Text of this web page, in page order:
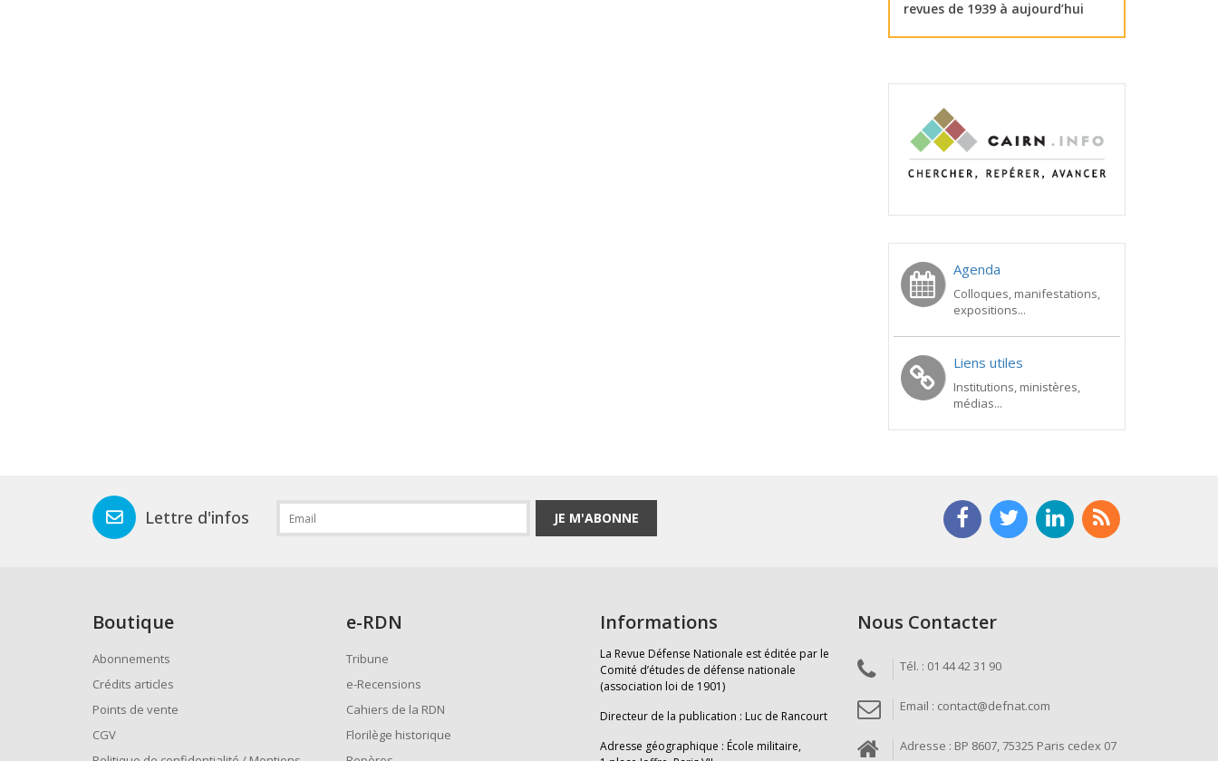
revues de 1939 à aujourd’hui
Agenda
Colloques, manifestations,
expositions...
Liens utiles
Institutions, ministères,
médias...
Lettre d'infos JE M'ABONNE
Boutique
Abonnements
Crédits articles
Points de vente
CGV
e-RDN
Tribune
e-Recensions
Cahiers de la RDN
Florilège historique
Informations
La Revue Défense Nationale est éditée par le
Comité d’études de défense nationale
(association loi de 1901)
Directeur de la publication : Luc de Rancourt
Adresse géographique : École militaire,
Nous Contacter
Tél. : 01 44 42 31 90
Email : contact@defnat.com
Adresse : BP 8607, 75325 Paris cedex 07